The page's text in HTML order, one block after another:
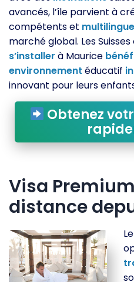
avancés, l’île parvient à
compétents et
marché global. Les
s’installer à Maurice
environnement éducatif
innovant pour leurs
Obtenez
Visa
distance